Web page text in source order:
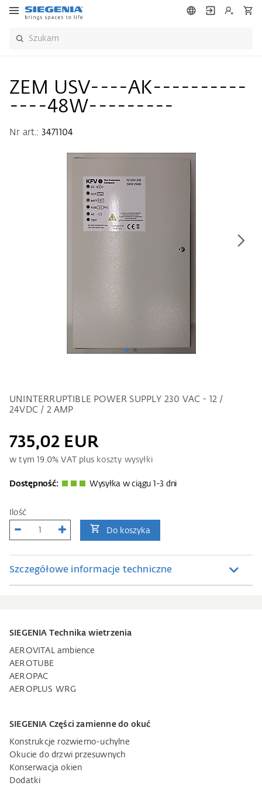
ZEM USV----AK----------
----48W---------
Nr art.: 3471104
UNINTERRUPTIBLE POWER SUPPLY 230 VAC - 12 /
24VDC / 2 AMP
735,02 EUR
w tym 19.0% VAT plus koszty wysyłki
Dostępność: Wysyłka w ciągu 1-3 dni
Ilość
Do koszyka
Szczegółowe informacje techniczne
SIEGENIA Technika wietrzenia
AEROVITAL ambience
AEROTUBE
AEROPAC
AEROPLUS WRG
SIEGENIA Części zamienne do okuć
Konstrukcje rozwierno-uchylne
Okucie do drzwi przesuwnych
Konserwacja okien
Dodatki